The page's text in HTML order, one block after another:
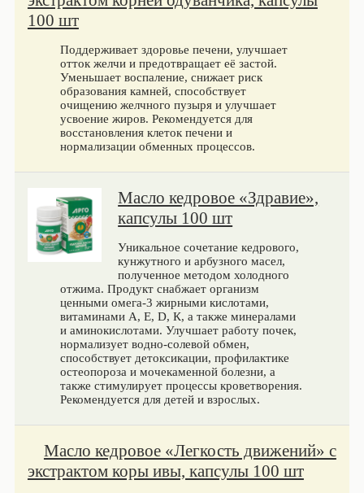
100 шт
Поддерживает здоровье печени, улучшает
отток желчи и предотвращает её застой.
Уменьшает воспаление, снижает риск
образования камней, способствует
очищению желчного пузыря и улучшает
усвоение жиров. Рекомендуется для
восстановления клеток печени и
нормализации обменных процессов.
Масло кедровое «Здравие»,
капсулы 100 шт
Уникальное сочетание кедрового,
кунжутного и арбузного масел,
полученное методом холодного
отжима. Продукт снабжает организм
ценными омега‑3 жирными кислотами,
витаминами А, Е, D, К, а также минералами
и аминокислотами. Улучшает работу почек,
нормализует водно-солевой обмен,
способствует детоксикации, профилактике
остеопороза и мочекаменной болезни, а
также стимулирует процессы кроветворения.
Рекомендуется для детей и взрослых.
Масло кедровое «Легкость движений» с
экстрактом коры ивы, капсулы 100 шт